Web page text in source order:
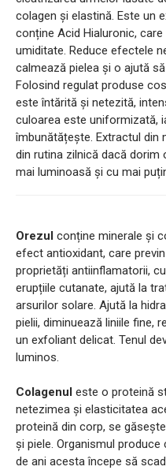
colagen și elastină. Este un
conține Acid Hialuronic,
umiditate. Reduce efectele
calmează pielea și o ajută
Folosind regulat produse
este întărită și netezită,
culoarea este uniformizată,
îmbunătățește. Extractul din
din rutina zilnică dacă dorim
mai luminoasă și cu mai
Orezul conține minerale și
efect antioxidant, care
proprietăți antiinflamatorii,
erupțiile cutanate, ajută la
arsurilor solare. Ajută la
pielii, diminuează liniile fine,
un exfoliant delicat. Tenul
luminos.
Colagenul este o proteină
netezimea și elasticitatea
proteină din corp, se
și piele. Organismul
de ani acesta începe să